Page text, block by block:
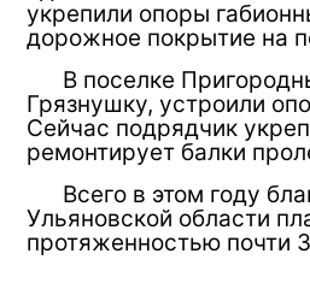
укрепили опоры
дорожное покрытие на
В поселке
Грязнушку, устроили
Сейчас подрядчик
ремонтирует балки
Всего в этом году
Ульяновской области
протяженностью почти